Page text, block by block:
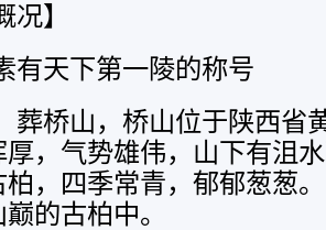
况】
有天下第一陵的称号
葬桥山，桥山位于陕西省
厚，气势雄伟，山下有沮
柏，四季常青，郁郁葱葱
的古柏中。